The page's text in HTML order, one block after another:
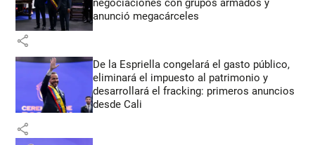
negociaciones con grupos armados y
anunció megacárceles
share
De la Espriella congelará el gasto público,
eliminará el impuesto al patrimonio y
desarrollará el fracking: primeros anuncios
desde Cali
share